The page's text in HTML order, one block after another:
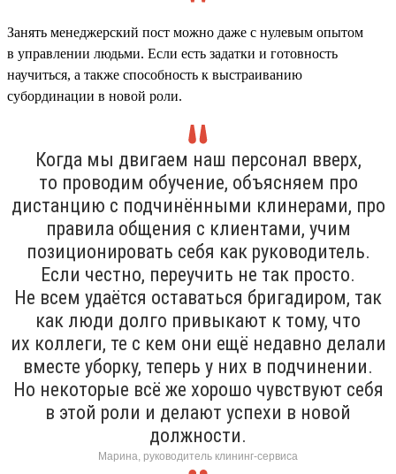
Занять менеджерский пост можно даже с нулевым опытом
в управлении людьми. Если есть задатки и готовность
научиться, а также способность к выстраиванию
субординации в новой роли.
Когда мы двигаем наш персонал вверх,
то проводим обучение, объясняем про
дистанцию с подчинёнными клинерами, про
правила общения с клиентами, учим
позиционировать себя как руководитель.
Если честно, переучить не так просто.
Не всем удаётся оставаться бригадиром, так
как люди долго привыкают к тому, что
их коллеги, те с кем они ещё недавно делали
вместе уборку, теперь у них в подчинении.
Но некоторые всё же хорошо чувствуют себя
в этой роли и делают успехи в новой
должности.
Марина, руководитель клининг-сервиса